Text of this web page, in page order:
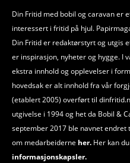
Din Fritid med bobil og caravan er
interessert i fritid på hjul.
Din Fritid er redaktørstyrt og utgis
er inspirasjon, nyheter og hygge. I
ekstra innhold og opplevelser i
hovedsak er alt innhold fra vår
(etablert 2005) overført til
utgivelse i 1994 og het da Bobil &
september 2017 ble navnet endret
om medarbeiderne her. Her kan
informasjonskapsler.